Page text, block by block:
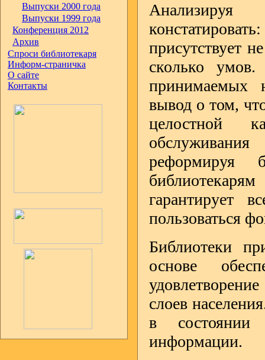
Выпуски 2000 года
Выпуски 1999 года
Конференция 2012
Архив
Спроси библиотекаря
Информ-страничка
О сайте
Контакты
присутствует
сколько умов.
принимаемых
вывод о том,
целостной
реформируя
гарантирует
пользоваться
Библиотеки
основе
слоев
в состоянии
информации.